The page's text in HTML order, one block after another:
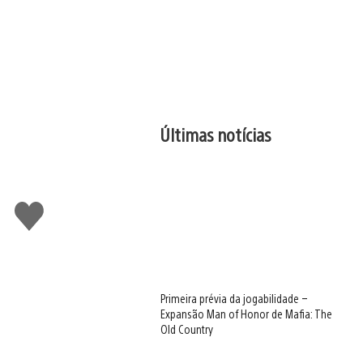
Curtir
Últimas notícias
Primeira prévia da jogabilidade –
Expansão Man of Honor de Mafia: The
Old Country